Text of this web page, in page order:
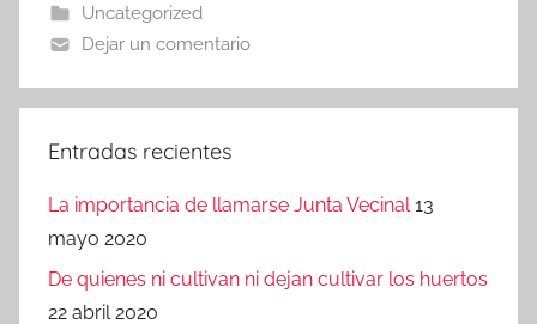
Uncategorized
Dejar un comentario
Entradas recientes
La importancia de llamarse Junta Vecinal 13
mayo 2020
De quienes ni cultivan ni dejan cultivar los huertos
22 abril 2020